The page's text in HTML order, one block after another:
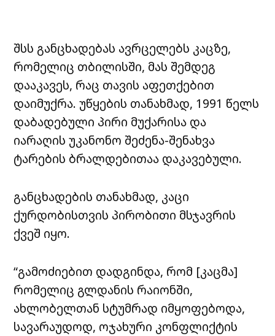
შსს განცხადებას ავრცელებს კაცზე,
რომელიც თბილისში, მას შემდეგ
დააკავეს, რაც თავის აფეთქებით
დაიმუქრა. უწყების თანახმად, 1991 წელს
დაბადებული პირი მუქარისა და
იარაღის უკანონო შეძენა-შენახვა
ტარების ბრალდებითაა დაკავებული.
განცხადების თანახმად, კაცი
ქურდობისთვის პირობითი მსჯავრის
ქვეშ იყო.
“გამოძიებით დადგინდა, რომ [კაცმა]
რომელიც გლდანის რაიონში,
ახლობელთან სტუმრად იმყოფებოდა,
სავარაუდოდ, ოჯახური კონფლიქტის